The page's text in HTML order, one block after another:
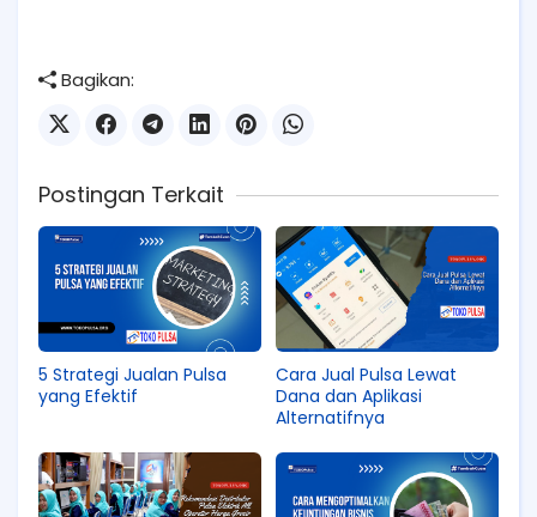
Bagikan:
Postingan Terkait
5 Strategi Jualan Pulsa
yang Efektif
Cara Jual Pulsa Lewat
Dana dan Aplikasi
Alternatifnya